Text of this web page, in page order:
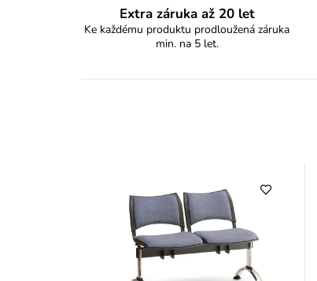
Extra záruka až 20 let
Ke každému produktu prodloužená záruka
min. na 5 let.